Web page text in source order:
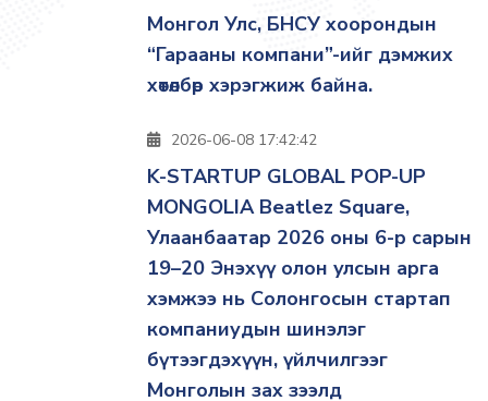
Монгол Улс, БНСУ хоорондын
“Гарааны компани”-ийг дэмжих
хөтөлбөр хэрэгжиж байна.
2026-06-08 17:42:42
K-STARTUP GLOBAL POP-UP
MONGOLIA Beatlez Square,
Улаанбаатар 2026 оны 6-р сарын
19–20 Энэхүү олон улсын арга
хэмжээ нь Солонгосын стартап
компаниудын шинэлэг
бүтээгдэхүүн, үйлчилгээг
Монголын зах зээлд